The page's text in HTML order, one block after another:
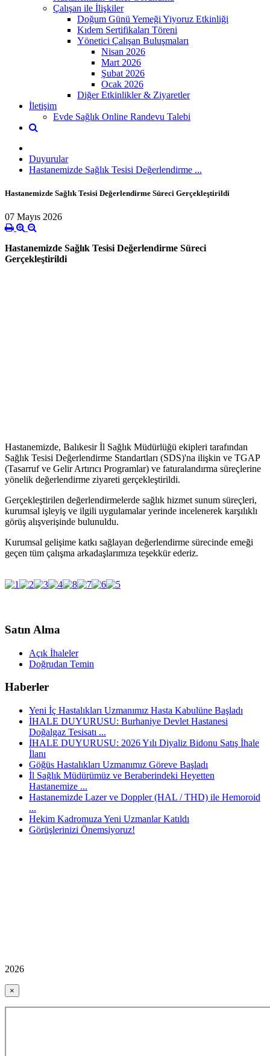
Çalışan ile İlişkiler
Doğum Günü Yemeği Yiyoruz Etkinliği
Kıdem Sertifikaları Töreni
Yönetici Çalışan Buluşmaları
Nisan 2026
Mart 2026
Şubat 2026
Ocak 2026
Diğer Etkinlikler & Ziyaretler
İletişim
Evde Sağlık Online Randevu Talebi
Duyurular
Hastanemizde Sağlık Tesisi Değerlendirme ...
Hastanemizde Sağlık Tesisi Değerlendirme Süreci Gerçekleştirildi
07 Mayıs 2026
Hastanemizde Sağlık Tesisi Değerlendirme Süreci
Gerçekleştirildi
Hastanemizde, Balıkesir İl Sağlık Müdürlüğü ekipleri tarafından
Sağlık Tesisi Değerlendirme Standartları (SDS)'na ilişkin ve TGAP
(Tasarruf ve Gelir Artırıcı Programlar) ve faturalandırma süreçlerine
yönelik değerlendirme ziyareti gerçekleştirildi.
Gerçekleştirilen değerlendirmelerde sağlık hizmet sunum süreçleri,
kurumsal işleyiş ve ilgili uygulamalar yerinde incelenerek karşılıklı
görüş alışverişinde bulunuldu.
Kurumsal gelişime katkı sağlayan değerlendirme sürecinde emeği
geçen tüm çalışma arkadaşlarımıza teşekkür ederiz.
Satın Alma
Açık İhaleler
Doğrudan Temin
Haberler
Yeni İç Hastalıkları Uzmanımız Hasta Kabulüne Başladı
İHALE DUYURUSU: Burhaniye Devlet Hastanesi
Doğalgaz Tesisatı ...
İHALE DUYURUSU: 2026 Yılı Diyaliz Bidonu Satış İhale
İlanı
Göğüs Hastalıkları Uzmanımız Göreve Başladı
İl Sağlık Müdürümüz ve Beraberindeki Heyetten
Hastanemize ...
Hastanemizde Lazer ve Doppler (HAL / THD) ile Hemoroid
...
Hekim Kadromuza Yeni Uzmanlar Katıldı
Görüşlerinizi Önemsiyoruz!
2026
×